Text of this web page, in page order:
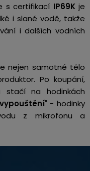
s certifikací IP69Kje
i slané vodě, takže
i dalších vodních
nejen samotné tělo
Po koupání,
stačí na hodinkách
" - hodinky
z mikrofonu a